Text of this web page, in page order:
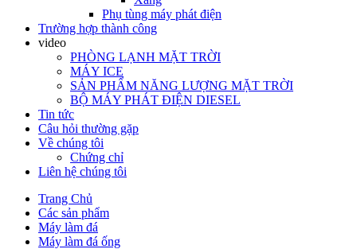
Phụ tùng máy phát điện
Trường hợp thành công
video
PHÒNG LẠNH MẶT TRỜI
MÁY ICE
SẢN PHẨM NĂNG LƯỢNG MẶT TRỜI
BỘ MÁY PHÁT ĐIỆN DIESEL
Tin tức
Câu hỏi thường gặp
Về chúng tôi
Chứng chỉ
Liên hệ chúng tôi
Trang Chủ
Các sản phẩm
Máy làm đá
Máy làm đá ống